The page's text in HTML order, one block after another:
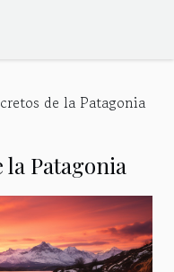
de la Patagonia
la Patagonia